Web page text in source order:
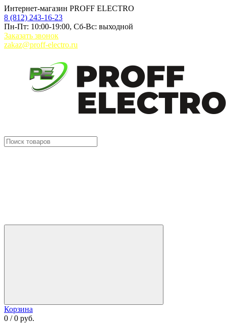
Интернет-магазин PROFF ELECTRO
8 (812) 243-16-23
Пн-Пт: 10:00-19:00, Сб-Вс: выходной
Заказать звонок
zakaz@proff-electro.ru
Корзина
0 / 0 руб.